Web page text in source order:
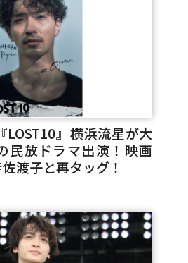
LOST10』横浜流星が大
民放ドラマ出演！映画
渡子と再タッグ！